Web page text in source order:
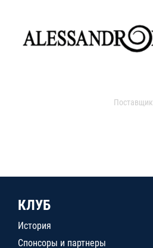
Поставщик
КЛУБ
История
Спонсоры и партнеры